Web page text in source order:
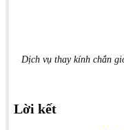
Dịch vụ thay kính chắn
Lời kết